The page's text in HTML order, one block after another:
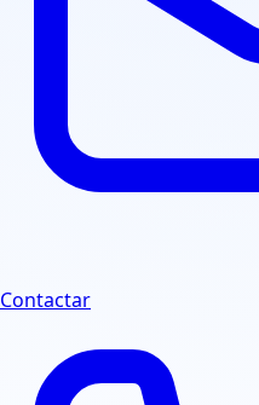
Contactar